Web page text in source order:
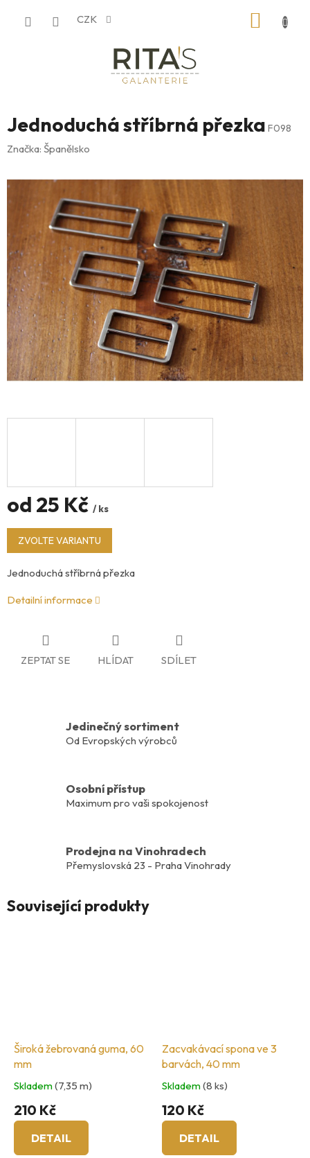
CZK
Jednoduchá stříbrná přezka F098
Značka: Španělsko
od 25 Kč / ks
Měrná
cena:
ZVOLTE VARIANTU
Jednoduchá stříbrná přezka
Detailní informace
ZEPTAT SE HLÍDAT SDÍLET
Jedinečný sortiment
Od Evropských výrobců
Osobní přístup
Maximum pro vaši spokojenost
Prodejna na Vinohradech
Přemyslovská 23 - Praha Vinohrady
Související produkty
Široká žebrovaná guma, 60
mm
Skladem(7,35 m)
210 Kč
DETAIL
Zacvakávací spona ve 3
barvách, 40 mm
Skladem(8 ks)
120 Kč
DETAIL